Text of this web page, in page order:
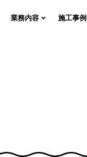
業務内容 施工事例